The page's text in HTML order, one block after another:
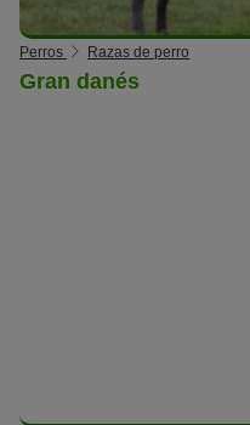
Perros Razas de perro
Gran danés